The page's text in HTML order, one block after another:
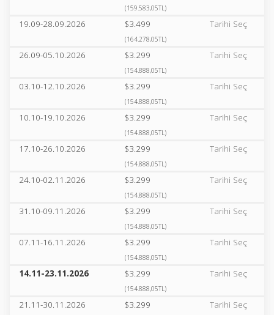
(159.583,05TL)
19.09-28.09.2026 $3.499
(164.278,05TL)
Tarihi Seç
26.09-05.10.2026 $3.299
(154.888,05TL)
Tarihi Seç
03.10-12.10.2026 $3.299
(154.888,05TL)
Tarihi Seç
10.10-19.10.2026 $3.299
(154.888,05TL)
Tarihi Seç
17.10-26.10.2026 $3.299
(154.888,05TL)
Tarihi Seç
24.10-02.11.2026 $3.299
(154.888,05TL)
Tarihi Seç
31.10-09.11.2026 $3.299
(154.888,05TL)
Tarihi Seç
07.11-16.11.2026 $3.299
(154.888,05TL)
Tarihi Seç
14.11-23.11.2026 $3.299
(154.888,05TL)
Tarihi Seç
21.11-30.11.2026 $3.299 Tarihi Seç